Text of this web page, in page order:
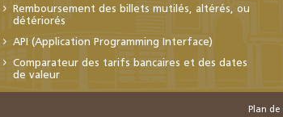
Remboursement des billets mutilés, altérés, ou
détériorés
API (Application Programming Interface)
Comparateur des tarifs bancaires et des dates
de valeur
Plan de